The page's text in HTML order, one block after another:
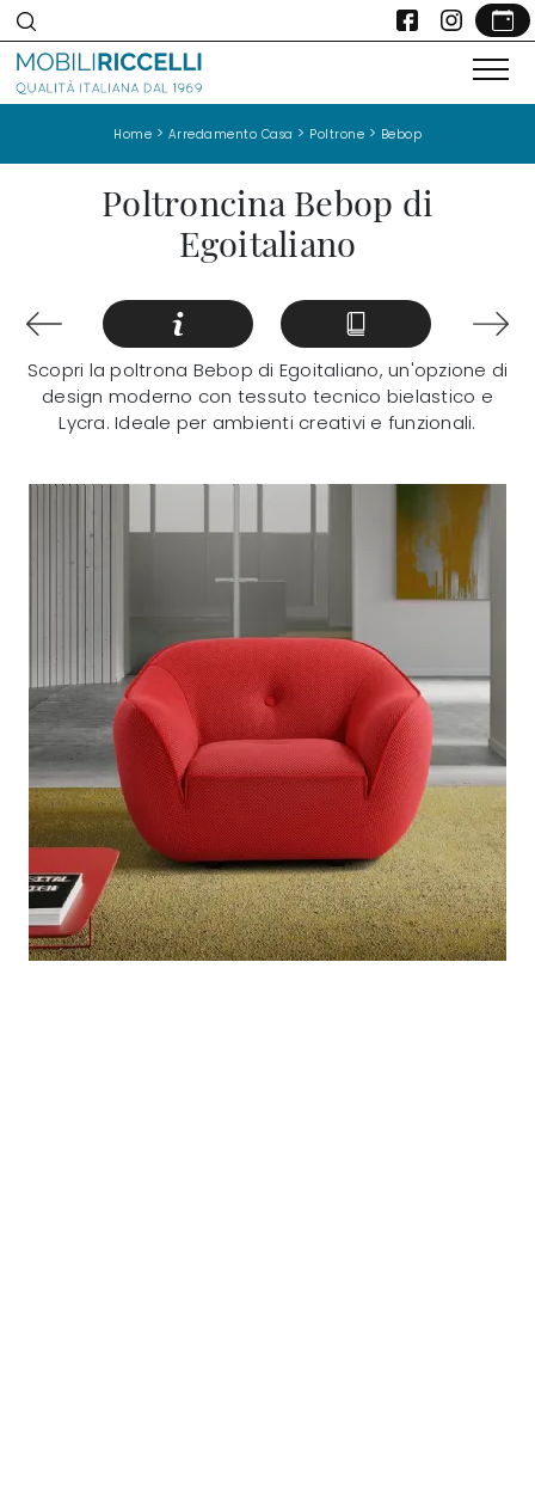
Home > Arredamento Casa > Poltrone > Bebop
Poltroncina Bebop di
Egoitaliano
Scopri la poltrona Bebop di Egoitaliano, un'opzione di
design moderno con tessuto tecnico bielastico e
Lycra. Ideale per ambienti creativi e funzionali.